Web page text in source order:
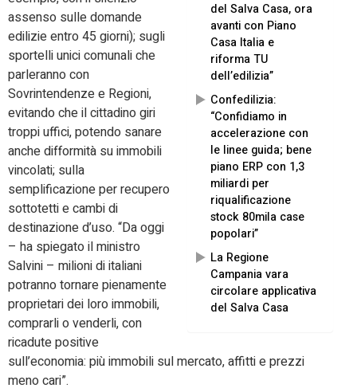
del Salva Casa, ora
avanti con Piano
Casa Italia e
riforma TU
dell’edilizia”
Confedilizia:
“Confidiamo in
accelerazione con
le linee guida; bene
piano ERP con 1,3
miliardi per
riqualificazione
stock 80mila case
popolari”
La Regione
Campania vara
circolare applicativa
del Salva Casa
assenso sulle domande
edilizie entro 45 giorni); sugli
sportelli unici comunali che
parleranno con
Sovrintendenze e Regioni,
evitando che il cittadino giri
troppi uffici, potendo sanare
anche difformità su immobili
vincolati; sulla
semplificazione per recupero
sottotetti e cambi di
destinazione d’uso. “Da oggi
– ha spiegato il ministro
Salvini – milioni di italiani
potranno tornare pienamente
proprietari dei loro immobili,
comprarli o venderli, con
ricadute positive
sull’economia: più immobili sul mercato, affitti e prezzi
meno cari”.